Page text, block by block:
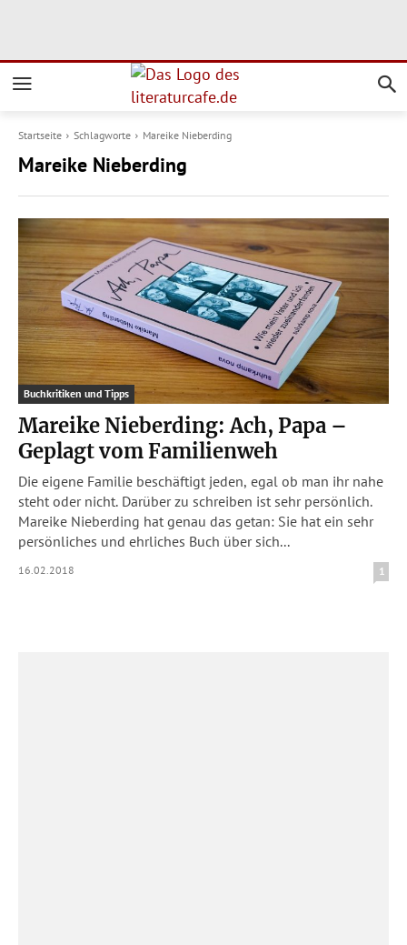
Startseite Schlagworte Mareike Nieberding
Mareike Nieberding
Buchkritiken und Tipps
Mareike Nieberding: Ach, Papa –
Geplagt vom Familienweh
Die eigene Familie beschäftigt jeden, egal ob man ihr nahe
steht oder nicht. Darüber zu schreiben ist sehr persönlich.
Mareike Nieberding hat genau das getan: Sie hat ein sehr
persönliches und ehrliches Buch über sich...
16.02.2018 1